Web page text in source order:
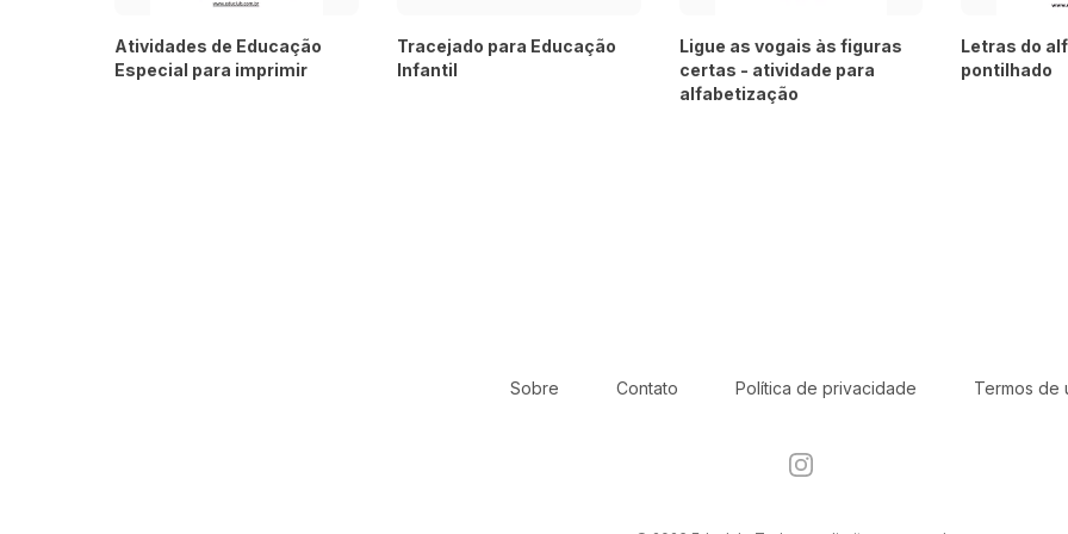
Atividades de Educação
Especial para imprimir
Tracejado para Educação
Infantil
Ligue as vogais às figuras
certas - atividade para
alfabetização
Letras do
pontilhado
Sobre Contato Política de privacidade Termos de
Instagram